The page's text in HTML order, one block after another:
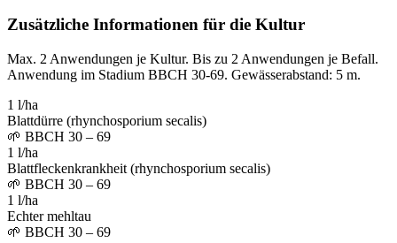
Zusätzliche Informationen für die Kultur
Max. 2 Anwendungen je Kultur. Bis zu 2 Anwendungen je Befall.
Anwendung im Stadium BBCH 30-69. Gewässerabstand: 5 m.
1 l/ha
Blattdürre (rhynchosporium secalis)
🌱 BBCH 30 – 69
1 l/ha
Blattfleckenkrankheit (rhynchosporium secalis)
🌱 BBCH 30 – 69
1 l/ha
Echter mehltau
🌱 BBCH 30 – 69